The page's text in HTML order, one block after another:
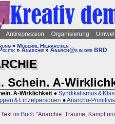
Antirepression Organisierung
» Moderne Hierarchien
» Anarchie » Anarch@s in der BRD
Schein. A-
A-Wirklichkeit ● Syndikalismus &
& Einzelpersonen ●Anarcho-
Text im Buch "Anarchie. Träume, Kampf